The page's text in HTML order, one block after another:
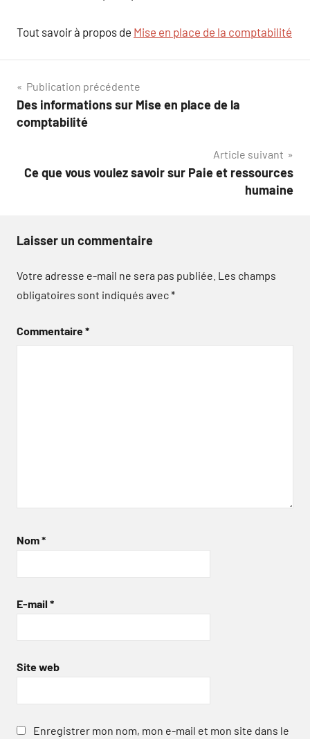
Tout savoir à propos de Mise en place de la comptabilité
Navigation
de
Publication précédente
Des informations sur Mise en place de la
comptabilité
Article suivant
Ce que vous voulez savoir sur Paie et ressources
humaine
Laisser un commentaire
Votre adresse e-mail ne sera pas publiée. Les champs
obligatoires sont indiqués avec*
Commentaire*
Nom*
E-mail *
Site web
Enregistrer mon nom, mon e-mail et mon site dans le